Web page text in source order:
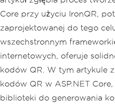
Core przy użyciu IronQR,
zaprojektowanej do tego
wszechstronnym
internetowych, oferuje
kodów QR. W tym artykule
kodów QR w ASP.NET
biblioteki do generowania